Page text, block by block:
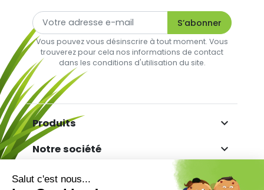
Vous pouvez vous désinscrire à tout moment. Vous
trouverez pour cela nos informations de contact
dans les conditions d'utilisation du site.
Produits 
Notre société 
Votre compte 